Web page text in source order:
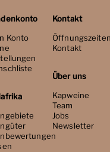
Konto
Kontakt
Kontakt
Über uns
Kapweine
Team
Jobs
Newsletter